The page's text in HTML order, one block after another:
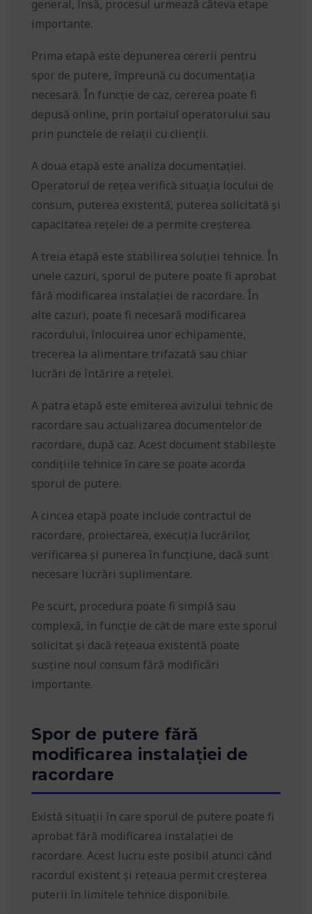
general, însă, procesul urmează câteva etape
importante.
Prima etapă este depunerea cererii pentru
spor de putere, împreună cu documentația
necesară. În funcție de caz, cererea poate fi
depusă online, prin portalul operatorului sau
prin punctele de relații cu clienții.
A doua etapă este analiza documentației.
Operatorul de rețea verifică situația locului de
consum, puterea existentă, puterea solicitată și
capacitatea rețelei de a permite creșterea.
A treia etapă este stabilirea soluției tehnice. În
unele cazuri, sporul de putere poate fi aprobat
fără modificarea instalației de racordare. În
alte cazuri, poate fi necesară modificarea
racordului, înlocuirea unor echipamente,
trecerea la alimentare trifazată sau chiar
lucrări de întărire a rețelei.
A patra etapă este emiterea avizului tehnic de
racordare sau actualizarea documentelor de
racordare, după caz. Acest document stabilește
condițiile tehnice în care se poate acorda
sporul de putere.
A cincea etapă poate include contractul de
racordare, proiectarea, execuția lucrărilor,
verificarea și punerea în funcțiune, dacă sunt
necesare lucrări suplimentare.
Pe scurt, procedura poate fi simplă sau
complexă, în funcție de cât de mare este sporul
solicitat și dacă rețeaua existentă poate
susține noul consum fără modificări
importante.
Spor de putere fără
modificarea instalației de
racordare
Există situații în care sporul de putere poate fi
aprobat fără modificarea instalației de
racordare. Acest lucru este posibil atunci când
racordul existent și rețeaua permit creșterea
puterii în limitele tehnice disponibile.